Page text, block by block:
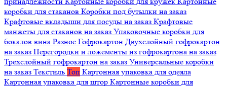
коробки для стаканов Коробки под бутылки на заказ
Крафтовые вкладыши для посуды на заказ Крафтовые
манжеты для стаканов на заказ Упаковочные коробки для
бокалов вина Разное Гофрокартон Двухслойный гофрокартон
на заказ Перегородки и ложементы из гофрокартона на заказ
Трехслойный гофрокартон на заказ Универсальные коробки
на заказ Текстиль Топ Картонная упаковка для одеяла
Картонная упаковка для штор Картонные коробки для